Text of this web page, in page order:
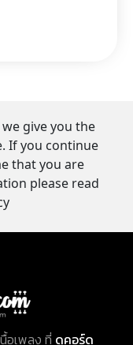
give you the
If you continue
that you are
please read
อเพลง ที่ ดูคอร์ด